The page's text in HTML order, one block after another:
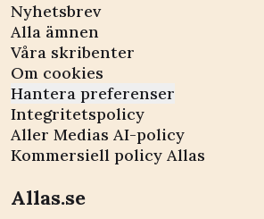
Nyhetsbrev
Alla ämnen
Våra skribenter
Om cookies
Hantera preferenser
Integritetspolicy
Aller Medias AI-policy
Kommersiell policy Allas
Allas.se